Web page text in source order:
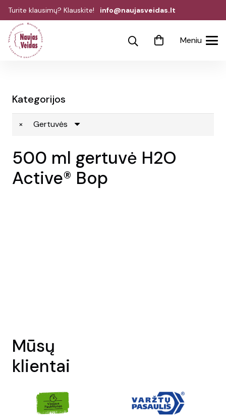
Turite klausimų? Klauskite! info@naujasveidas.lt
Meniu
Kategorijos
× Gertuvės
500 ml gertuvė H2O
Active® Bop
Mūsų
klientai